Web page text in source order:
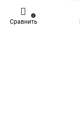
Сравнить
0